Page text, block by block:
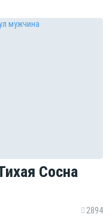
Сосна
2894